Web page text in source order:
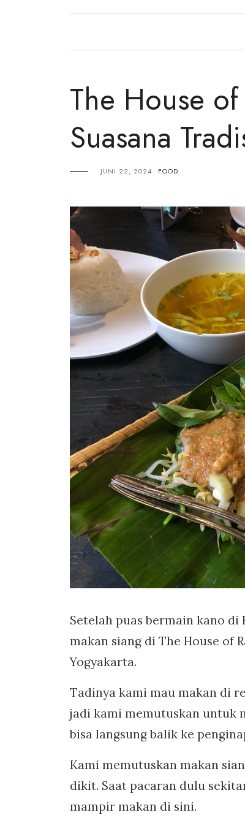
The House
Suasana
JUNI 22, 2024 FOOD
Setelah puas bermain kano
makan siang di The House of
Yogyakarta.
Tadinya kami mau makan di
jadi kami memutuskan untuk
bisa langsung balik ke
Kami memutuskan makan
dikit. Saat pacaran dulu
mampir makan di sini.